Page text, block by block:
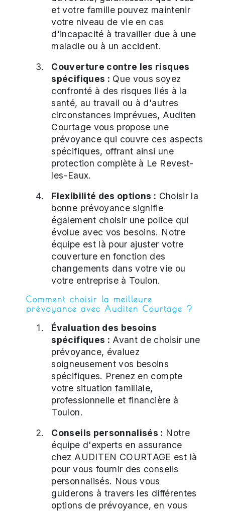
et votre famille pouvez maintenir
votre niveau de vie en cas
d'incapacité à travailler due à une
maladie ou à un accident.
Couverture contre les risques
spécifiques : Que vous soyez
confronté à des risques liés à la
santé, au travail ou à d'autres
circonstances imprévues, Auditen
Courtage vous propose une
prévoyance qui couvre ces aspects
spécifiques, offrant ainsi une
protection complète à Le Revest-
les-Eaux.
Flexibilité des options : Choisir la
bonne prévoyance signifie
également choisir une police qui
évolue avec vos besoins. Notre
équipe est là pour ajuster votre
couverture en fonction des
changements dans votre vie ou
votre entreprise à Toulon.
Comment choisir la meilleure
prévoyance avec Auditen Courtage ?
Évaluation des besoins
spécifiques : Avant de choisir une
prévoyance, évaluez
soigneusement vos besoins
spécifiques. Prenez en compte
votre situation familiale,
professionnelle et financière à
Toulon.
Conseils personnalisés : Notre
équipe d'experts en assurance
chez AUDITEN COURTAGE est là
pour vous fournir des conseils
personnalisés. Nous vous
guiderons à travers les différentes
options de prévoyance, en vous